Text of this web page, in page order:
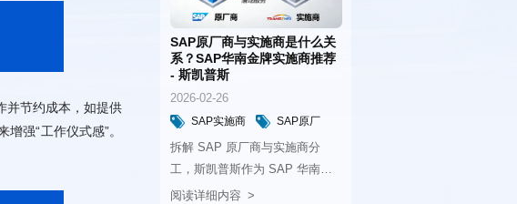
- 斯凯普斯
2026-02-26
SAP实施商 SAP原厂
阅读详细内容